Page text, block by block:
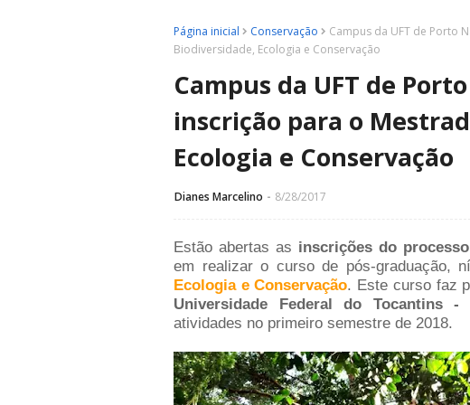
Página inicial Conservação
Campus da UFT de Porto
Biodiversidade, Ecologia e Conservação
Campus da UFT de
inscrição para o
Ecologia e Conservação
Dianes Marcelino 8/28/2017
Estão abertas as inscrições do
em realizar o curso de pós-graduação,
Ecologia e Conservação. Este curso faz
Universidade Federal do Tocantins -
atividades no primeiro semestre de 2018.